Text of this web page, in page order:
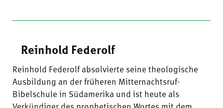
Reinhold Federolf
Reinhold Federolf absolvierte seine theologische
Ausbildung an der früheren Mitternachtsruf-
Bibelschule in Südamerika und ist heute als